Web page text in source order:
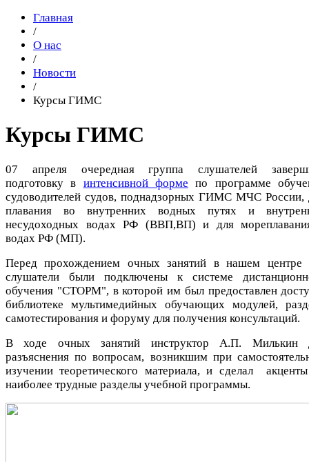
Главная
/
О нас
/
Новости
/
Курсы ГИМС
Курсы ГИМС
07 апреля очередная группа слушателей
подготовку в интенсивной форме по программе
судоводителей судов, поднадзорных ГИМС МЧС России,
плавания во внутренних водных путях и
несудоходных водах РФ (ВВП,ВП) и для
водах РФ (МП).
Перед прохождением очных занятий в нашем центре
слушатели были подключены к системе
обучения "СТОРМ", в которой им был предоставлен
библиотеке мультимедийных обучающих модулей,
самотестирования и форуму для получения консультаций.
В ходе очных занятий инструктор А.П. Милькин
разъяснения по вопросам, возникшим при
изучении теоретического материала, и сделал
наиболее трудные разделы учебной программы.